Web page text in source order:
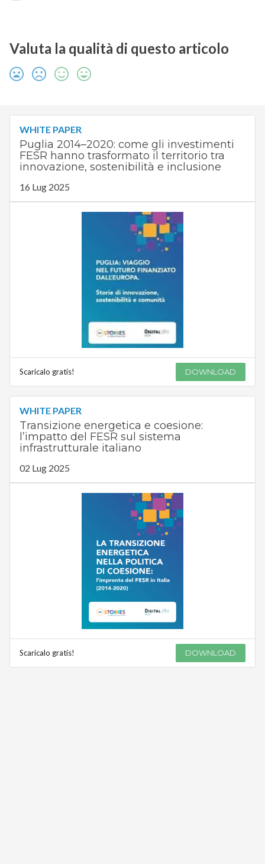
Valuta la qualità di questo articolo
WHITE PAPER
Puglia 2014–2020: come gli investimenti
FESR hanno trasformato il territorio tra
innovazione, sostenibilità e inclusione
16 Lug 2025
Scaricalo gratis! DOWNLOAD
WHITE PAPER
Transizione energetica e coesione:
l’impatto del FESR sul sistema
infrastrutturale italiano
02 Lug 2025
Scaricalo gratis! DOWNLOAD